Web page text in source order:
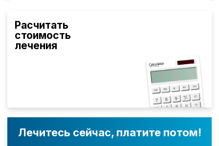
Расчитать
стоимость
лечения
Лечитесь сейчас, платите потом!